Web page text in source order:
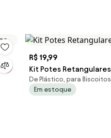
R$ 19,99
Kit Potes
De Plástico, para
Em estoque